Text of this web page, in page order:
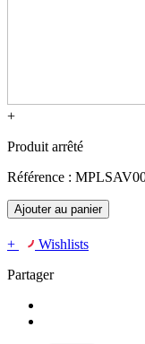
+
Produit arrêté
Référence :
Ajouter au panier
+
Wishlists
Partager